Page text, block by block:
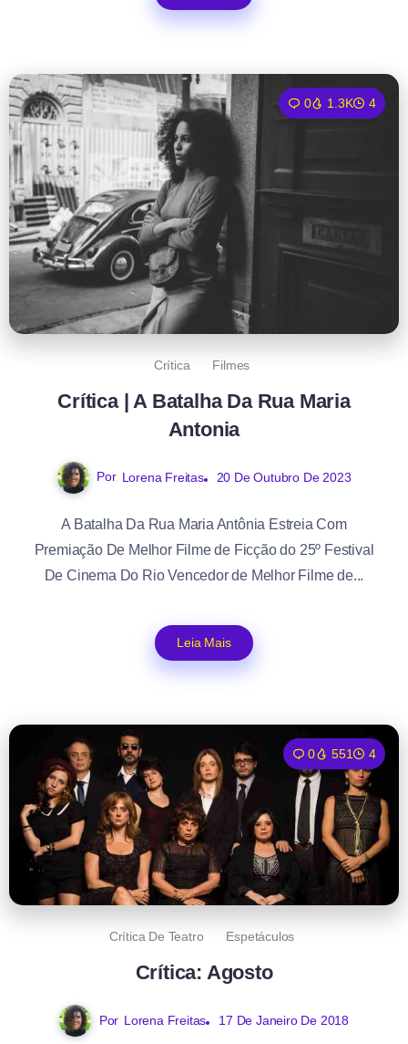
0 1.3K 4
Crítica Filmes
Crítica | A Batalha Da Rua Maria
Antonia
Por Lorena Freitas 20 De Outubro De 2023
A Batalha Da Rua Maria Antônia Estreia Com
Premiação De Melhor Filme de Ficção do 25º Festival
De Cinema Do Rio Vencedor de Melhor Filme de...
Leia Mais
0 551 4
Crítica De Teatro Espetáculos
Crítica: Agosto
Por Lorena Freitas 17 De Janeiro De 2018